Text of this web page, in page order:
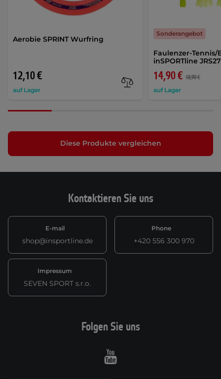
Aerobie SPRINT Wurfring
12,10 €
auf Lager
Faulenzer-
inSPORTline
14,90 € 18,90 €
auf Lager
Sonderangebot
Diese Produkte vergleichen
Kontaktieren Sie uns
E-mail
shop@insportline.de
Phone
+420 556 300 970
Impressum
SEVEN SPORT s.r.o.
Folgen Sie uns
Youtube